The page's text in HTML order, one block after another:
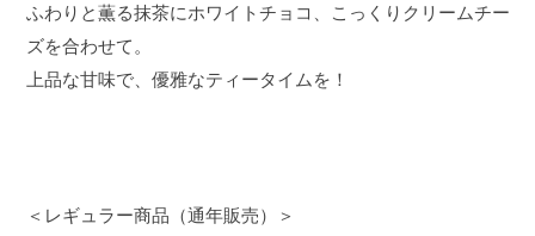
ふわりと薫る抹茶にホワイトチョコ、こっくりクリームチー
ズを合わせて。
上品な甘味で、優雅なティータイムを！
＜レギュラー商品（通年販売）＞